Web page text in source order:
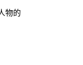
物的